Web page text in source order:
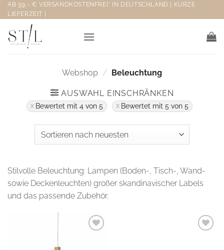
Zum
Inhalt
springen
AB 59,- € VERSANDKOSTENFREI* IN DEUTSCHLAND | KURZE
LIEFERZEIT |
Webshop / Beleuchtung
AUSWAHL EINSCHRÄNKEN
Bewertet mit 4 von 5 Bewertet mit 5 von 5
Stilvolle Beleuchtung: Lampen (Boden-, Tisch-, Wand-
sowie Deckenleuchten) großer skandinavischer Labels
und das passende Zubehör.